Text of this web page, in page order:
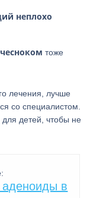
неплохо
тоже
лечения, лучше
со специалистом.
детей, чтобы не
аденоиды в